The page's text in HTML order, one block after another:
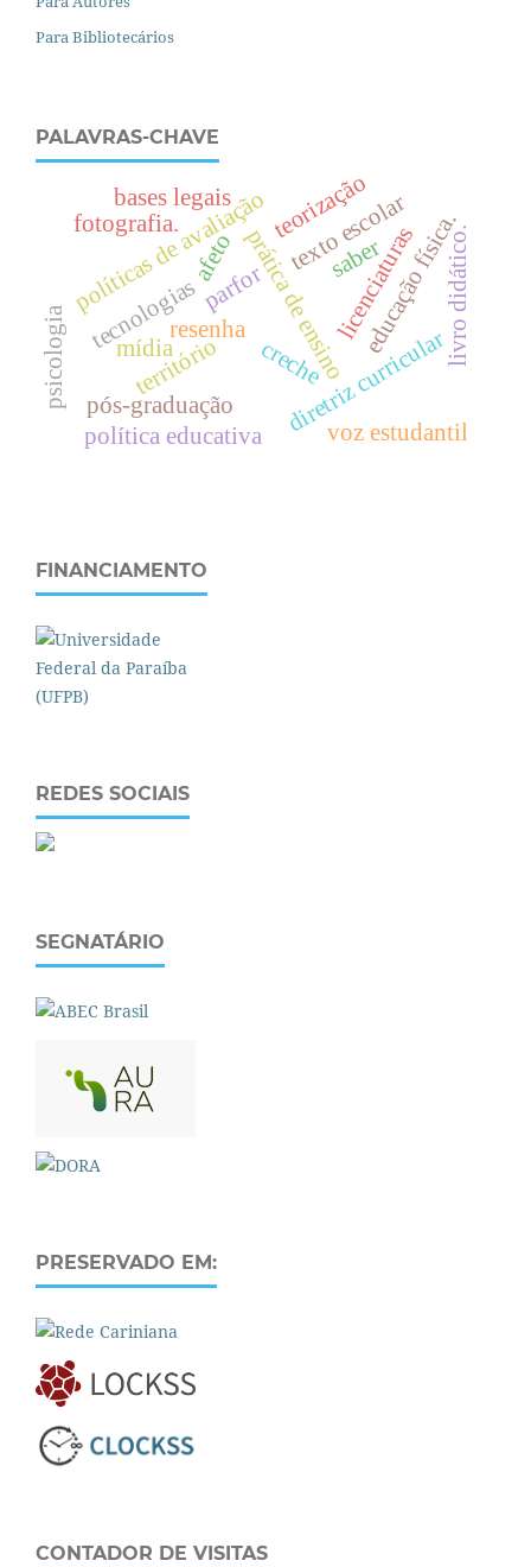
Para Bibliotecários
PALAVRAS-CHAVE
resenha
território diretriz curricular
prática de ensino
texto escolar
políticas de avaliação
pós-graduação
saber
política educativa
mídia livro didático.
licenciaturas
parfor
voz estudantil
e
d
u
c
a
ç
ã
o
f
í
s
i
c
a
.
creche
bases legais
psicologia tecnologias
fotografia. teorização
afeto
FINANCIAMENTO
REDES SOCIAIS
SEGNATÁRIO
PRESERVADO EM:
CONTADOR DE VISITAS